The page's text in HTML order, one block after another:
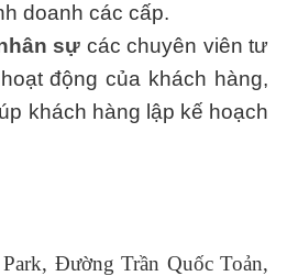
doanh các cấp.
sự các chuyên viên tư
động của khách hàng,
khách hàng lập kế hoạch
Đường Trần Quốc Toản,